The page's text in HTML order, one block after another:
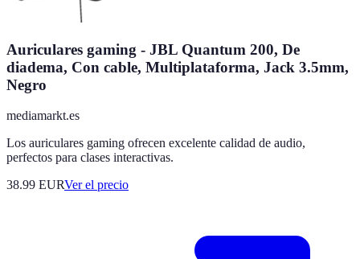
Auriculares gaming - JBL Quantum 200, De
diadema, Con cable, Multiplataforma, Jack 3.5mm,
Negro
mediamarkt.es
Los auriculares gaming ofrecen excelente calidad de audio,
perfectos para clases interactivas.
38.99 EURVer el precio